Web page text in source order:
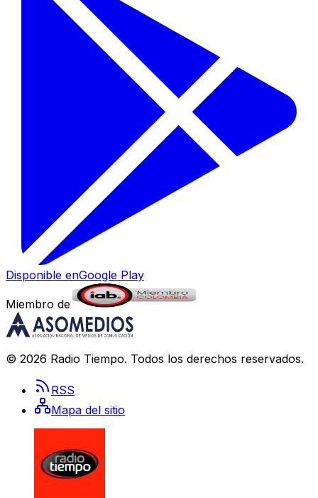
Disponible enGoogle Play
Miembro de
© 2026 Radio Tiempo. Todos los derechos reservados.
RSS
Mapa del sitio